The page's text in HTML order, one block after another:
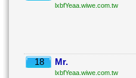
lxbfYeaa.wiwe.com.tw
18 Mr.
lxbfYeaa.wiwe.com.tw